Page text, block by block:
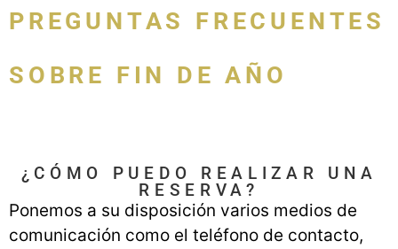
PREGUNTAS FRECUENTES
SOBRE FIN DE AÑO
¿CÓMO PUEDO REALIZAR UNA
RESERVA?
Ponemos a su disposición varios medios de
comunicación como el teléfono de contacto,